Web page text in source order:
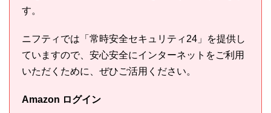
す。
ニフティでは「常時安全セキュリティ24」を提供し
ていますので、安心安全にインターネットをご利用
いただくために、ぜひご活用ください。
Amazon ログイン